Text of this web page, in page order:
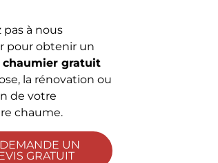
pas à nous
pour obtenir un
chaumier gratuit
la rénovation ou
de votre
chaume.
UN
GRATUIT